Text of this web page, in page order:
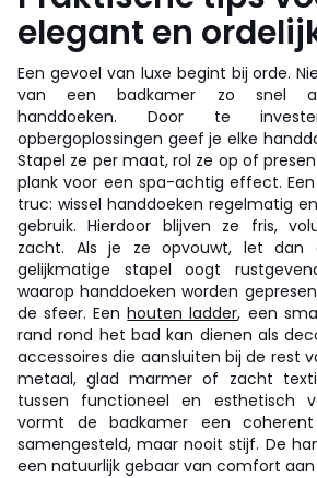
elegant en
Een gevoel van luxe begint bij orde.
van een badkamer zo snel als
handdoeken. Door te
opbergoplossingen geef je elke
Stapel ze per maat, rol ze op of
plank voor een spa-achtig effect.
truc: wissel handdoeken regelmatig
gebruik. Hierdoor blijven ze fris,
zacht. Als je ze opvouwt, let dan
gelijkmatige stapel oogt
waarop handdoeken worden
de sfeer. Eenhouten ladder, een
rand rond het bad kan dienen als
accessoires die aansluiten bij de rest
metaal, glad marmer of zacht
tussen functioneel en esthetisch
vormt de badkamer een coherent
samengesteld, maar nooit stijf. De
een natuurlijk gebaar van comfort